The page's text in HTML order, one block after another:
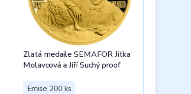
Zlatá medaile SEMAFOR Jitka
Molavcová a Jiří Suchý proof
Emise 200 ks